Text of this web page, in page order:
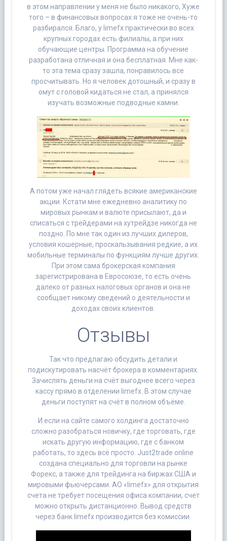
в этом направлении у меня не было никакого, Хуже
того – в финансовых вопросах я тоже не очень-то
разбирался. Благо, у limefx практически во всех
крупных городах есть филиалы, а при них
обучающие центры. Программа на обучение
разработана отличная и она бесплатная. Мне как-
то эта тема сразу зашла, понравилось все
просчитывать. Но я человек дотошный, и сразу в
омут с головой кидаться не стал, а принялся
изучать возможные подводные камни.
А потом уже начал глядеть всякие американские
акции. Кстати мне ежедневно аналитику по
мировых рынкам и валюте присылают, да и
списаться с трейдерами на хутрейдзе никогда не
поздно. По мне так один из лучших дилеров,
условия кошерные, проскальзывания редкие, а их
мобильные терминалы по функциям лучше других.
При этом сама брокерская компания
зарегистрирована в Евросоюзе, то есть очень
далеко от разных налоговых органов и она не
сообщает никому сведений о деятельности и
доходах своих клиентов.
Отзывы
Так что предлагаю обсудить детали и
подискутировать насчёт брокера в комментариях.
Зачислять деньги на счёт выгоднее всего через
кассу прямо в отделении limefx. В этом случае
деньги поступят на счёт в полном объёме.
И если на сайте самого холдинга достаточно
сложно разобраться новичку, где торговать, где
искать другую информацию, где с банком
работать, то здесь всё просто. Just2trade online
создана специально для торговли на рынке
Форекс, а также для трейдинга на биржах США и
мировыми фьючерсами. АО «limefx» для открытия
счета не требует посещения офиса компании, счет
можно открыть дистанционно. Вывод средств
через банк limefx производится без комиссии.